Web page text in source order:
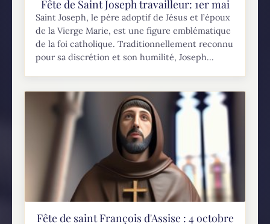
Fête de Saint Joseph travailleur: 1er mai
Saint Joseph, le père adoptif de Jésus et l’époux
de la Vierge Marie, est une figure emblématique
de la foi catholique. Traditionnellement reconnu
pour sa discrétion et son humilité, Joseph...
Fête de saint François d'Assise : 4 octobre